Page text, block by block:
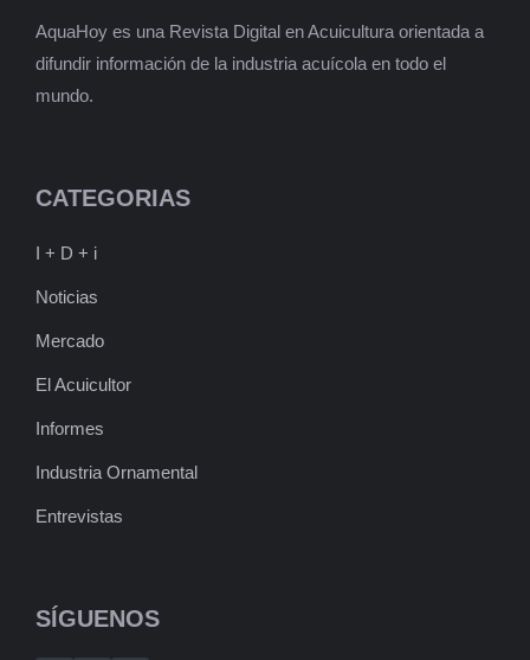
AquaHoy es una Revista Digital en Acuicultura orientada a
difundir información de la industria acuícola en todo el
mundo.
CATEGORIAS
I + D + i
Noticias
Mercado
El Acuicultor
Informes
Industria Ornamental
Entrevistas
SÍGUENOS